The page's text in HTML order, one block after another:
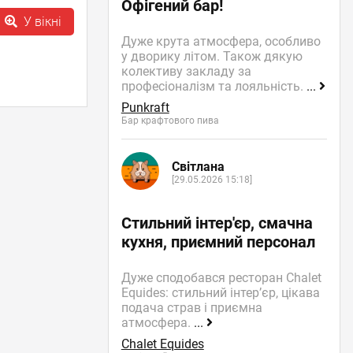
У вікні
Офігений бар!
Дуже крута атмосфера, особливо
у дворику літом. Також дякую
колективу закладу за
професіоналізм та лояльність. ...
Punkraft
Бар крафтового пива
Світлана
[29.05.2026 15:18]
Стильний інтер'єр, смачна
кухня, приємний персонал
Дуже сподобався ресторан Chalet
Equides: стильний інтер’єр, цікава
подача страв і приємна
атмосфера. ...
Chalet Equides